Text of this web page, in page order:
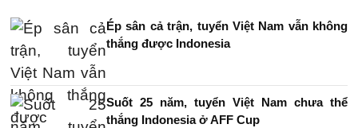
Ép sân cả trận, tuyển Việt Nam vẫn không
thắng được Indonesia
Suốt 25 năm, tuyển Việt Nam chưa thể
thắng Indonesia ở AFF Cup